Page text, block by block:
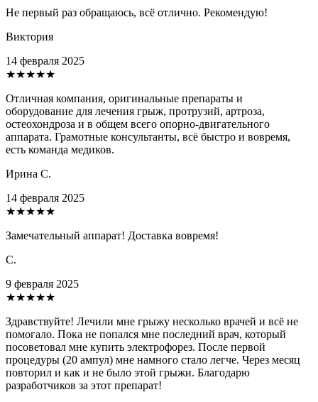
Не первый раз обращаюсь, всё отлично. Рекомендую!
Виктория
14 февраля 2025
★★★★★
Отличная компания, оригинальные препараты и
оборудование для лечения грыж, протрузий, артроза,
остеохондроза и в общем всего опорно-двигательного
аппарата. Грамотные консультанты, всё быстро и вовремя,
есть команда медиков.
Ирина С.
14 февраля 2025
★★★★★
Замечательный аппарат! Доставка вовремя!
С.
9 февраля 2025
★★★★★
Здравствуйте! Лечили мне грыжу несколько врачей и всё не
помогало. Пока не попался мне последний врач, который
посоветовал мне купить электрофорез. После первой
процедуры (20 ампул) мне намного стало легче. Через месяц
повторил и как и не было этой грыжи. Благодарю
разработчиков за этот препарат!